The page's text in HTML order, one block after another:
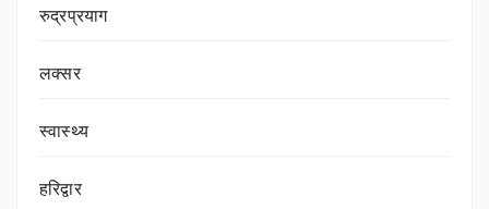
रुद्रप्रयाग
लक्सर
स्वास्थ्य
हरिद्वार